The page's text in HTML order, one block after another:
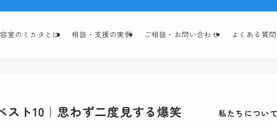
室のミカタとは 相談・支援の実例 ご相談・お問い合わせ よくある質問
スト10｜思わず二度見する爆笑
私たちについて